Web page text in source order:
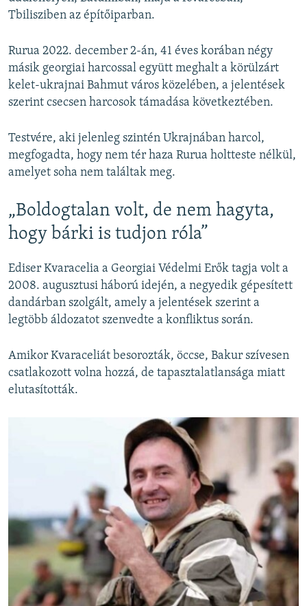
Tbilisziben az építőiparban.
Rurua 2022. december 2-án, 41 éves korában négy
másik georgiai harcossal együtt meghalt a körülzárt
kelet-ukrajnai Bahmut város közelében, a jelentések
szerint csecsen harcosok támadása következtében.
Testvére, aki jelenleg szintén Ukrajnában harcol,
megfogadta, hogy nem tér haza Rurua holtteste nélkül,
amelyet soha nem találtak meg.
„Boldogtalan volt, de nem hagyta,
hogy bárki is tudjon róla”
Ediser Kvaracelia a Georgiai Védelmi Erők tagja volt a
2008. augusztusi háború idején, a negyedik gépesített
dandárban szolgált, amely a jelentések szerint a
legtöbb áldozatot szenvedte a konfliktus során.
Amikor Kvaraceliát besorozták, öccse, Bakur szívesen
csatlakozott volna hozzá, de tapasztalatlansága miatt
elutasították.